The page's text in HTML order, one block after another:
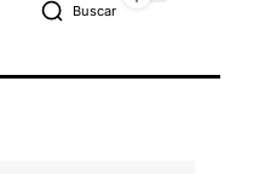
Buscar